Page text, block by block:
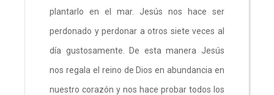
plantarlo en el mar. Jesús nos hace ser
perdonado y perdonar a otros siete veces al
día gustosamente. De esta manera Jesús
nos regala el reino de Dios en abundancia en
nuestro corazón y nos hace probar todos los